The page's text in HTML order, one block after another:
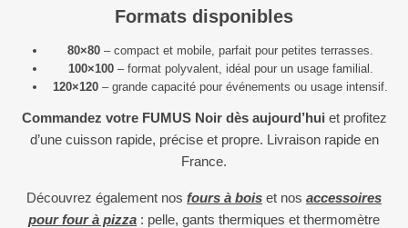
Formats disponibles
80×80 – compact et mobile, parfait pour petites terrasses.
100×100– format polyvalent, idéal pour un usage familial.
120×120 – grande capacité pour événements ou usage intensif.
Commandez votre FUMUS Noir dès aujourd’hui et profitez
d’une cuisson rapide, précise et propre. Livraison rapide en
France.
Découvrez également nos fours à bois et nos accessoires
pour four à pizza : pelle, gants thermiques et thermomètre